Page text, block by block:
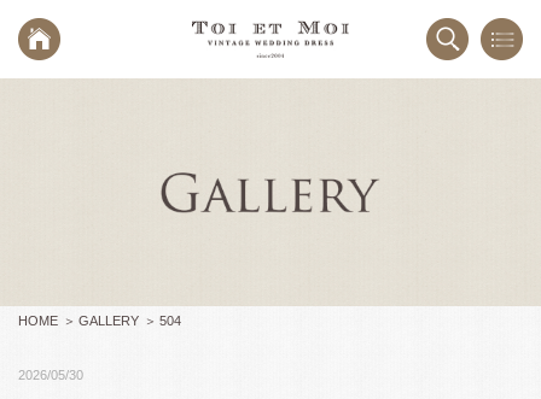
HOME GALLERY 504
2026/05/30